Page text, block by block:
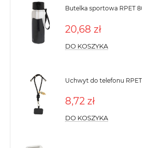
Butelka sportowa RPET
20,68 zł
DO KOSZYKA
Uchwyt do telefonu RPET
8,72 zł
DO KOSZYKA